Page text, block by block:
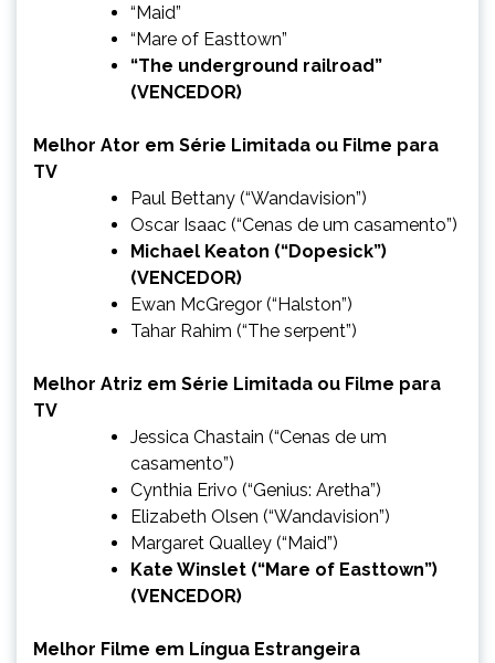
“Maid”
“Mare of Easttown”
“The underground railroad”
(VENCEDOR)
Melhor Ator em Série Limitada ou Filme para
TV
Paul Bettany (“Wandavision”)
Oscar Isaac (“Cenas de um casamento”)
Michael Keaton (“Dopesick”)
(VENCEDOR)
Ewan McGregor (“Halston”)
Tahar Rahim (“The serpent”)
Melhor Atriz em Série Limitada ou Filme para
TV
Jessica Chastain (“Cenas de um
casamento”)
Cynthia Erivo (“Genius: Aretha”)
Elizabeth Olsen (“Wandavision”)
Margaret Qualley (“Maid”)
Kate Winslet (“Mare of Easttown”)
(VENCEDOR)
Melhor Filme em Língua Estrangeira